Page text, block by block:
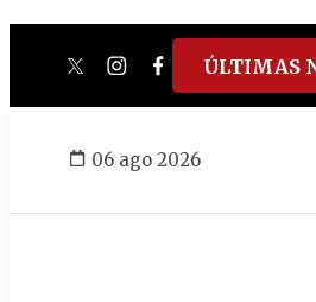
twitterinstagram
facebook
tiktok
ÚLTIMAS
06 ago 2026